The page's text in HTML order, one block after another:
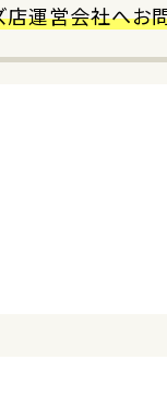
運営会社へお